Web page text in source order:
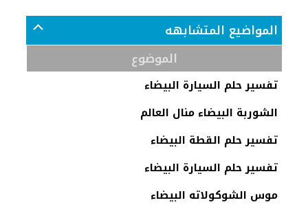
المواضيع المتشابهه
الموضوع
تفسير حلم السيارة البيضاء
الشوربة البيضاء منال العالم
تفسير حلم القطة البيضاء
تفسير حلم السيارة البيضاء
موس الشوكولاته البيضاء